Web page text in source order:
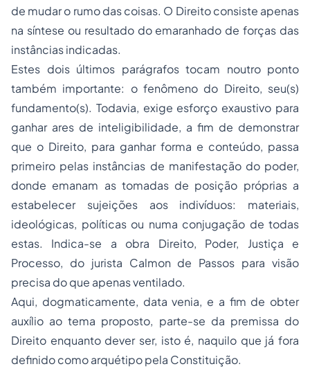
de mudar o rumo das coisas. O Direito consiste apenas
na síntese ou resultado do emaranhado de forças das
instâncias indicadas.
Estes dois últimos parágrafos tocam noutro ponto
também importante: o fenômeno do Direito, seu(s)
fundamento(s). Todavia, exige esforço exaustivo para
ganhar ares de inteligibilidade, a fim de demonstrar
que o Direito, para ganhar forma e conteúdo, passa
primeiro pelas instâncias de manifestação do poder,
donde emanam as tomadas de posição próprias a
estabelecer sujeições aos indivíduos: materiais,
ideológicas, políticas ou numa conjugação de todas
estas. Indica-se a obra Direito, Poder, Justiça e
Processo, do jurista Calmon de Passos para visão
precisa do que apenas ventilado.
Aqui, dogmaticamente, data venia, e a fim de obter
auxílio ao tema proposto, parte-se da premissa do
Direito enquanto dever ser, isto é, naquilo que já fora
definido como arquétipo pela Constituição.